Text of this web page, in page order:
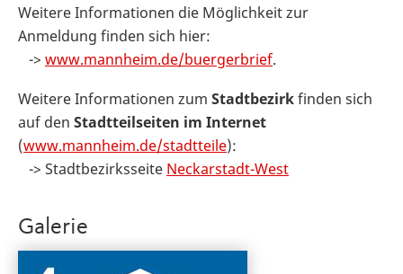
Weitere Informationen die Möglichkeit zur
Anmeldung finden sich hier:
-> www.mannheim.de/buergerbrief.
Weitere Informationen zum Stadtbezirkfinden sich
auf den Stadtteilseiten im Internet
(www.mannheim.de/stadtteile):
-> Stadtbezirksseite Neckarstadt-West
Galerie